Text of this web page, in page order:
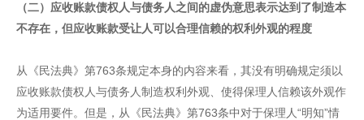
（二）应收账款债权人与债务人之间的虚伪意思表示达到了制造本
不存在，但应收账款受让人可以合理信赖的权利外观的程度
从《民法典》第763条规定本身的内容来看，其没有明确规定须以
应收账款债权人与债务人制造权利外观、使得保理人信赖该外观作
为适用要件。但是，从《民法典》第763条中对于保理人“明知”情